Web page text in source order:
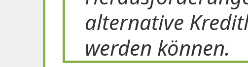
alternative
werden können.